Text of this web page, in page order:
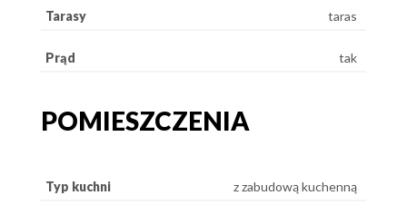
Tarasy taras
Prąd tak
POMIESZCZENIA
Typ kuchni z zabudową kuchenną